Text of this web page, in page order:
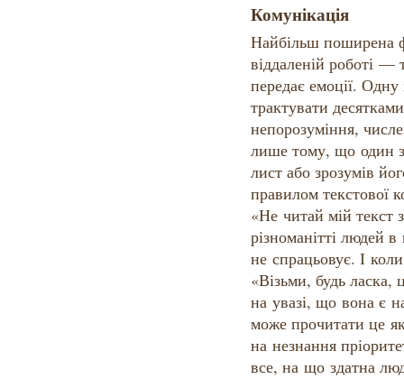
Комунікація
Найбільш поширена
віддаленій роботі —
передає емоції.
трактувати
непорозуміння,
лише тому, що один
лист або зрозумів
правилом текстової
«Не читай мій текст
різноманітті людей
не спрацьовує. І
«Візьми, будь
на увазі, що вона є
може прочитати це
на незнання
все, на що здатна